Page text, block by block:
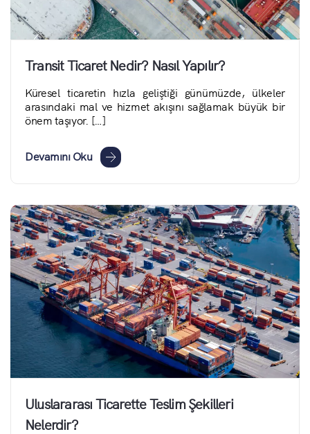
Transit Ticaret Nedir? Nasıl Yapılır?
Küresel ticaretin hızla geliştiği günümüzde, ülkeler
arasındaki mal ve hizmet akışını sağlamak büyük bir
önem taşıyor. […]
Devamını Oku
Uluslararası Ticarette Teslim Şekilleri
Nelerdir?